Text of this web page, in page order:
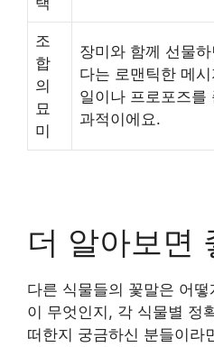
조
합
의
묘
미
장미와 함께 선물
다는 로맨틱한 메
일이나 프로포즈를
과적이에요.
더 알아보면
다른 식물들의 꽃말은 어
이 무엇인지, 각 식물별 정
떠한지 궁금하신 분들이라